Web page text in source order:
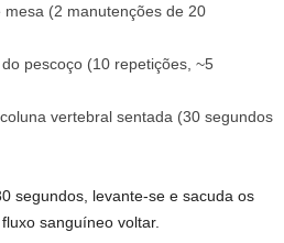
mesa (2 manutenções de 20
pescoço (10 repetições, ~5
vertebral sentada (30 segundos
segundos, levante-se e sacuda os
sanguíneo voltar.